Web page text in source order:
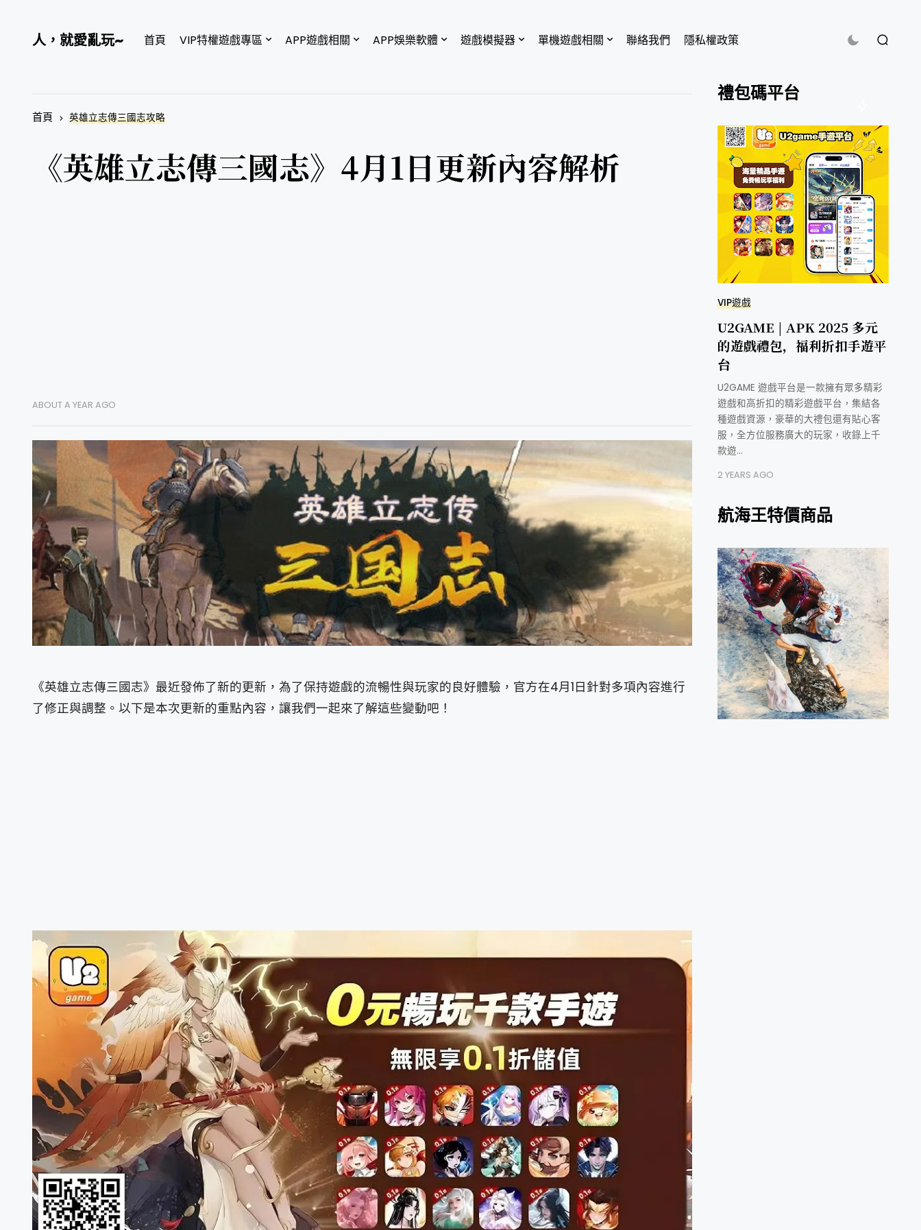
人，就愛亂玩~ 首頁 VIP特權遊戲專區 APP遊戲相關 APP娛樂軟體 遊戲模擬器 單機遊戲相關 聯絡我們 隱私權政策
首頁 英雄立志傳三國志攻略
《英雄立志傳三國志》4月1日更新內容解析
ABOUT A YEAR AGO
《英雄立志傳三國志》最近發佈了新的更新，為了保持遊戲的流暢性與玩家的良好體驗，官方在4月1日針對多項內容進行
了修正與調整。以下是本次更新的重點內容，讓我們一起來了解這些變動吧！
禮包碼平台
VIP遊戲
U2GAME | APK 2025 多元
的遊戲禮包，福利折扣手遊平
台
U2GAME 遊戲平台是一款擁有眾多精彩
遊戲和高折扣的精彩遊戲平台，集結各
種遊戲資源，豪華的大禮包還有貼心客
服，全方位服務廣大的玩家，收錄上千
款遊…
2 YEARS AGO
航海王特價商品